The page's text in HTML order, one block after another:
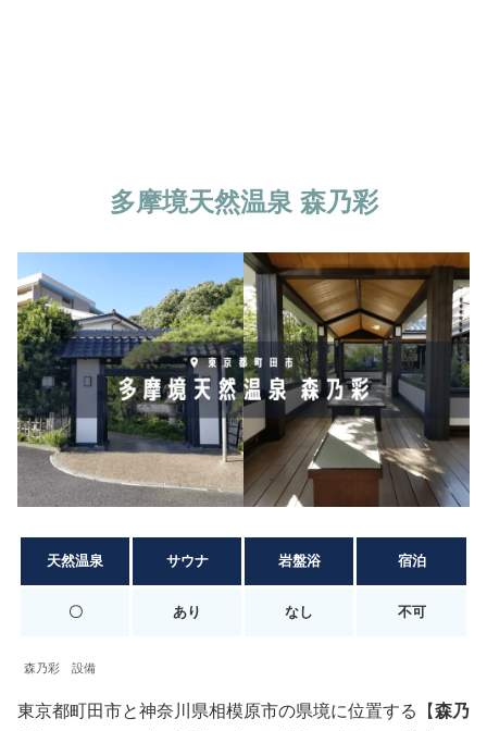
多摩境天然温泉 森乃彩
天然温泉 サウナ 岩盤浴 宿泊
〇 あり なし 不可
森乃彩 設備
東京都町田市と神奈川県相模原市の県境に位置する【森乃